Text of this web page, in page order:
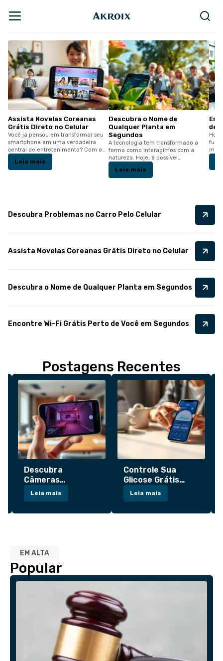
Descubra o Nome de
Qualquer Planta em
Segundos
A tecnologia tem transformado a
forma como interagimos com a
natureza. Hoje, é possível
reconhecer…
Leia mais
Encontre Wi-Fi Grátis Perto
de Você em Segundos
Hoje em dia, ter acesso à internet é
fundamental. Quando estamos em
movimento, é importante…
Leia mais
Descubra Problemas no Carro Pelo Celular
Assista Novelas Coreanas Grátis Direto no Celular
Descubra o Nome de Qualquer Planta em Segundos
Encontre Wi-Fi Grátis Perto de Você em Segundos
Postagens Recentes
Descubra
Câmeras
Escondidas com
Seu Celular
Leia mais
Controle Sua
Glicose Grátis
Direto no Celular
Leia mais
EM ALTA
Popular